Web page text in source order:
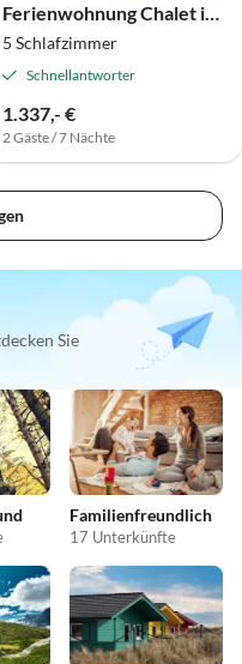
Ferienwohnung Chalet in Hochkrimml für 6-14 Personen
5 Schlafzimmer
Schnellantworter
1.337,- €
2 Gäste / 7 Nächte
Sie
Familienfreundlich
17 Unterkünfte